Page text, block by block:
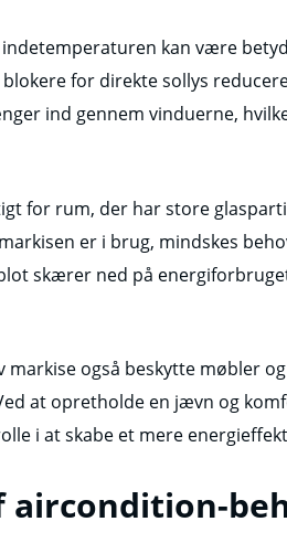
kan være
for direkte sollys
ind gennem vinduerne,
for rum, der har store
er i brug, mindskes
skærer ned på
markise også beskytte møbler
at opretholde en jævn og
i at skabe et mere
aircondition-